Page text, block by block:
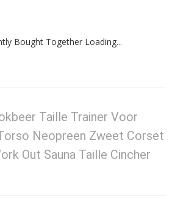
Bought Together Loading...
Taille Trainer Voor
Neopreen Zweet Corset
Out Sauna Taille Cincher